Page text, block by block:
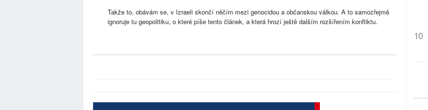
Takže to, obávám se, v Izraeli skončí něčím mezi genocidou a občanskou válkou. A to samozřejmě
ignoruje tu geopolitiku, o které píše tento článek, a která hrozí ještě dalším rozšířením konfliktu.